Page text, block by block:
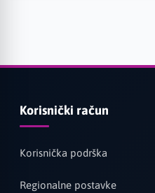
Korisnički račun
Korisnička podrška
Regionalne postavke